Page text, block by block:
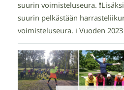
suurin voimisteluseura.
suurin pelkästään
voimisteluseura. ℹ️ Vuoden